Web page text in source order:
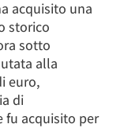
acquisito una
storico
sotto
alla
euro,
di
fu acquisito per